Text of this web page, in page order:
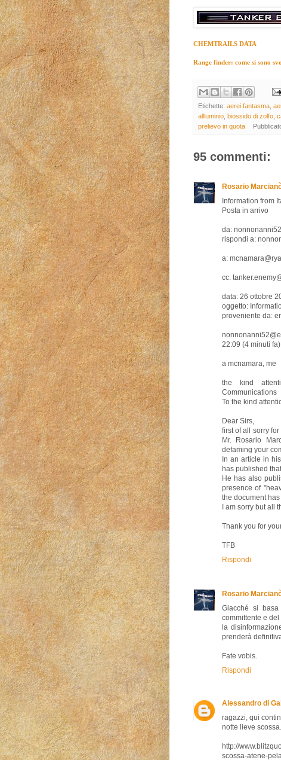
CHEMTRAILS DATA
Range finder: come si sono
Etichette: aerei fantasma,
allluminio, biossido di zolfo,
prelievo in quota
95 commenti:
Rosario
Informatio​n from
Posta in arrivo
da:
rispondi a:
a:
cc:
data: 26 ottobre
oggetto:
proveniente da:
22:09 (4 minuti fa)
a mcnamara, me
the kind
Communications
To the kind
Dear Sirs,
first of all sorry
Mr. Rosario
defaming your
In an article in
has published
He has also
presence of
the document
I am sorry but all
Thank you for
TFB
Rispondi
Rosario
Giacché si
committente e
la
prenderà
Fate vobis.
Rispondi
Alessandro di
ragazzi, qui
notte lieve scossa..
http://
scossa-atene-